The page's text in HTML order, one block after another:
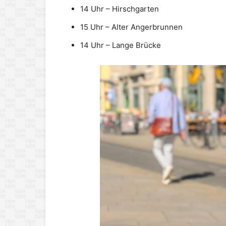
14 Uhr – Hirschgarten
15 Uhr – Alter Angerbrunnen
14 Uhr – Lange Brücke